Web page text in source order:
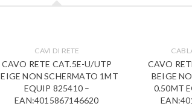
CAVI DI RETE
CAVO RETE CAT.5E-U/UTP
NON SCHERMATO 1MT
EQUIP 825410 –
EAN:4015867146620
CAVO
BEIGE
0.50MT